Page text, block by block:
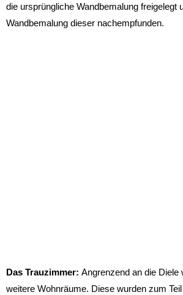
die ursprüngliche Wandbemalung freigelegt
Wandbemalung dieser nachempfunden.
Das Trauzimmer: Angrenzend an die Diele
weitere Wohnräume. Diese wurden zum